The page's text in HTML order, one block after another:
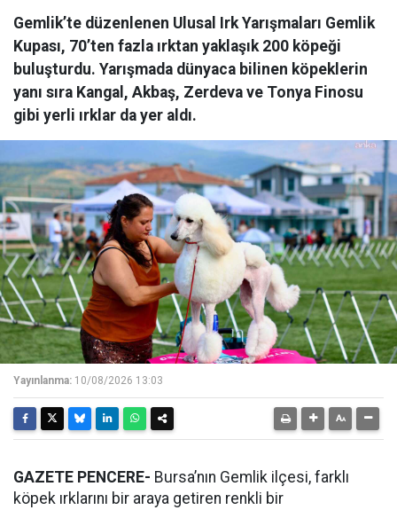
Gemlik’te düzenlenen Ulusal Irk Yarışmaları Gemlik
Kupası, 70’ten fazla ırktan yaklaşık 200 köpeği
buluşturdu. Yarışmada dünyaca bilinen köpeklerin
yanı sıra Kangal, Akbaş, Zerdeva ve Tonya Finosu
gibi yerli ırklar da yer aldı.
Yayınlanma: 10/08/2026 13:03
GAZETE PENCERE- Bursa’nın Gemlik ilçesi, farklı
köpek ırklarını bir araya getiren renkli bir